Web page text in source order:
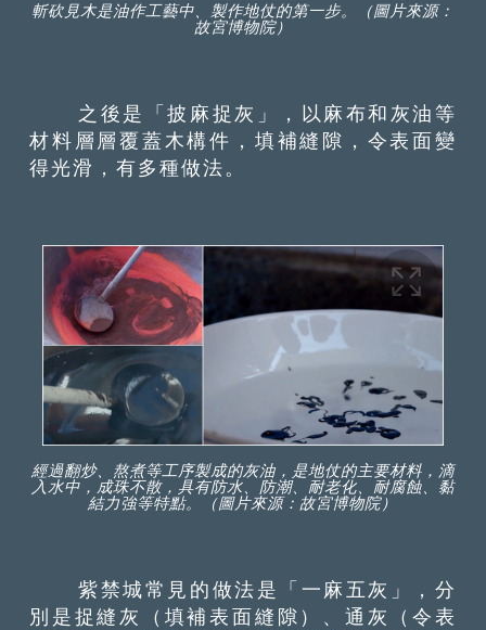
斬砍見木是油作工藝中、製作地仗的第一步。（圖片來源：
故宮博物院）
之後是「披麻捉灰」，以麻布和灰油等
材料層層覆蓋木構件，填補縫隙，令表面變
得光滑，有多種做法。
經過翻炒、熬煮等工序製成的灰油，是地仗的主要材料，滴
入水中，成珠不散，具有防水、防潮、耐老化、耐腐蝕、黏
結力強等特點。（圖片來源：故宮博物院）
紫禁城常見的做法是「一麻五灰」，分
別是捉縫灰（填補表面縫隙）、通灰（令表